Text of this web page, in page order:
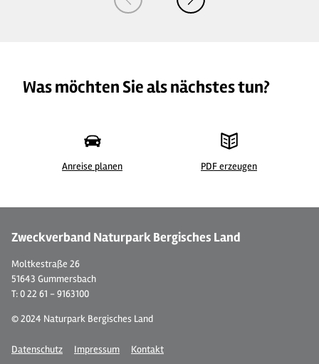
Was möchten Sie als nächstes tun?
Anreise planen PDF erzeugen
Zweckverband Naturpark Bergisches Land
Moltkestraße 26
51643 Gummersbach
T: 0 22 61 - 9163100
© 2024 Naturpark Bergisches Land
Datenschutz Impressum Kontakt